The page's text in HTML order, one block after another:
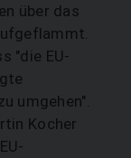
über das
"die EU-
umgehen".
Kocher